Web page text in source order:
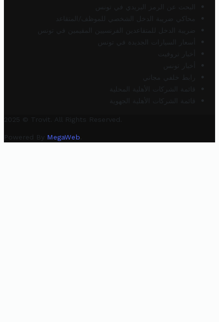
البحث عن الرمز البريدي في تونس
محاكي ضريبة الدخل الشخصي للموظف/المتقاعد
ضريبة الدخل للمتقاعدين الفرنسيين المقيمين في تونس
أسعار السيارات الجديدة في تونس
أخبار تروفيت
أخبار تونس
رابط خلفي مجاني
قائمة الشركات الأهلية المحلية
قائمة الشركات الأهلية الجهوية
2025 © Trovit. All Rights Reserved.
Powered By MegaWeb